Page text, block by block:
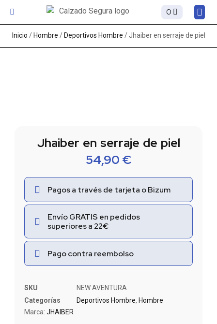
0
Inicio / Hombre / Deportivos Hombre / Jhaiber en serraje de piel
Jhaiber en serraje de piel
54,90 €
Pagos a través de tarjeta o Bizum
Envío GRATIS en pedidos
superiores a 22€
Pago contra reembolso
SKU
NEW AVENTURA
Categorías
Deportivos Hombre, Hombre
Marca: JHAIBER